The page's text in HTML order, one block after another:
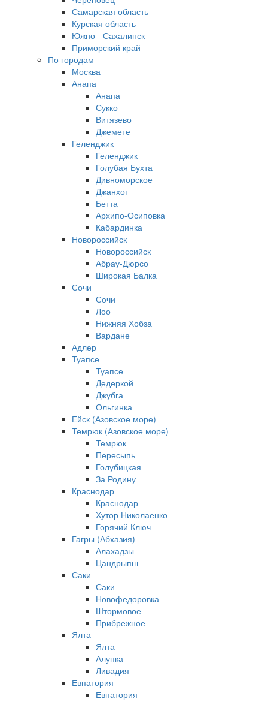
Самарская область
Курская область
Южно - Сахалинск
Приморский край
По городам
Москва
Анапа
Анапа
Сукко
Витязево
Джемете
Геленджик
Геленджик
Голубая Бухта
Дивноморское
Джанхот
Бетта
Архипо-Осиповка
Кабардинка
Новороссийск
Новороссийск
Абрау-Дюрсо
Широкая Балка
Сочи
Сочи
Лоо
Нижняя Хобза
Вардане
Адлер
Туапсе
Туапсе
Дедеркой
Джубга
Ольгинка
Ейск (Азовское море)
Темрюк (Азовское море)
Темрюк
Пересыпь
Голубицкая
За Родину
Краснодар
Краснодар
Хутор Николаенко
Горячий Ключ
Гагры (Абхазия)
Алахадзы
Цандрыпш
Саки
Саки
Новофедоровка
Штормовое
Прибрежное
Ялта
Ялта
Алупка
Ливадия
Евпатория
Евпатория